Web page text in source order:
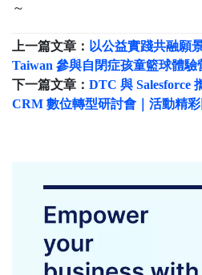
～
上一篇文章： 以公益實踐共融願
Taiwan 參與自閉症孩童籃球體驗
下一篇文章： DTC 與 Salesforce
CRM 數位轉型研討會｜活動精